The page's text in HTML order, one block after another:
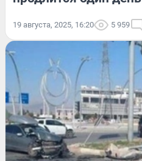
19 августа, 2025, 16:20 5 959